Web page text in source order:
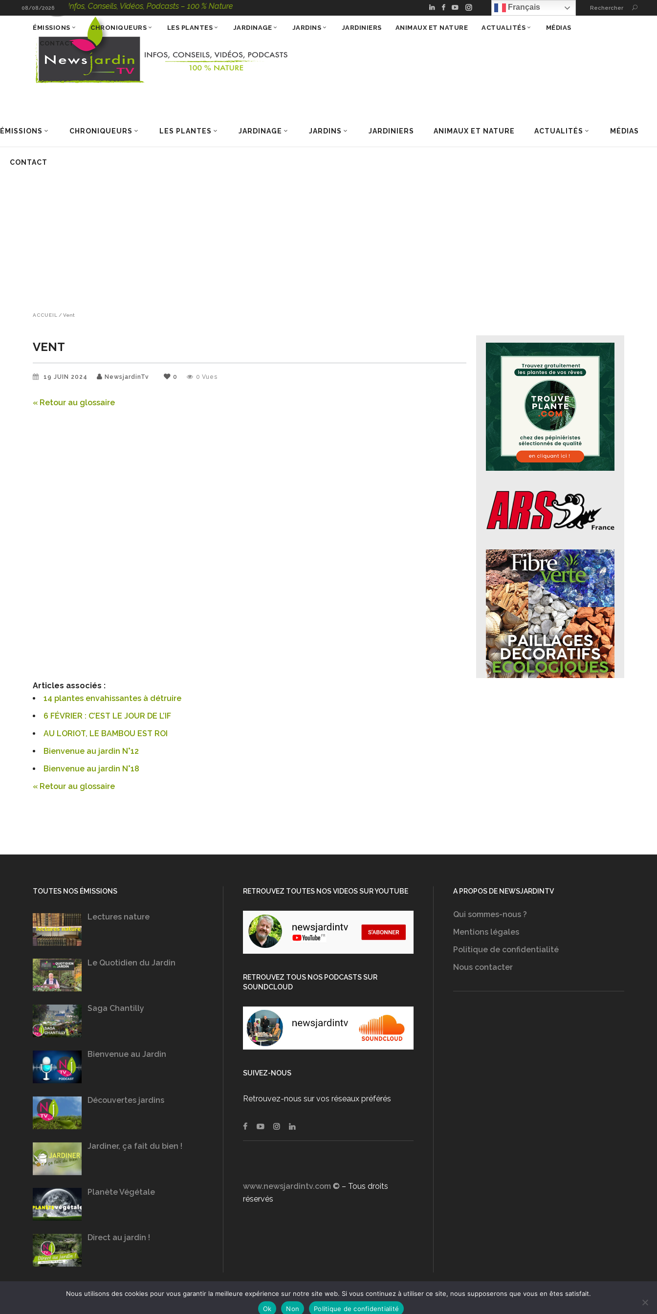
08/08/2026
NewsJardinTV – Infos, Conseils, Vidéos, Podcasts – 100 % Nature Français Rechercher
ÉMISSIONS CHRONIQUEURS LES PLANTES JARDINAGE JARDINS JARDINIERS ANIMAUX ET NATURE ACTUALITÉS MÉDIAS
CONTACT
ÉMISSIONS CHRONIQUEURS LES PLANTES JARDINAGE JARDINS JARDINIERS ANIMAUX ET NATURE ACTUALITÉS MÉDIAS
CONTACT
ACCUEIL / Vent
VENT
19 JUIN 2024 NewsjardinTv 0 0 Vues
« Retour au glossaire
Articles associés :
14 plantes envahissantes à détruire
6 FÉVRIER : C’EST LE JOUR DE L’IF
AU LORIOT, LE BAMBOU EST ROI
Bienvenue au jardin N°12
Bienvenue au jardin N°18
« Retour au glossaire
TOUTES NOS ÉMISSIONS
Lectures nature
Le Quotidien du Jardin
Saga Chantilly
Bienvenue au Jardin
Découvertes jardins
Jardiner, ça fait du bien !
Planète Végétale
Direct au jardin !
RETROUVEZ TOUTES NOS VIDEOS SUR YOUTUBE
RETROUVEZ TOUS NOS PODCASTS SUR
SOUNDCLOUD
SUIVEZ-NOUS
Retrouvez-nous sur vos réseaux préférés
www.newsjardintv.com © – Tous droits
réservés
A PROPOS DE NEWSJARDINTV
Qui sommes-nous ?
Mentions légales
Politique de confidentialité
Nous contacter
Nous utilisons des cookies pour vous garantir la meilleure expérience sur notre site web. Si vous continuez à utiliser ce site, nous supposerons que vous en êtes satisfait.
Ok
Non Politique de confidentialité